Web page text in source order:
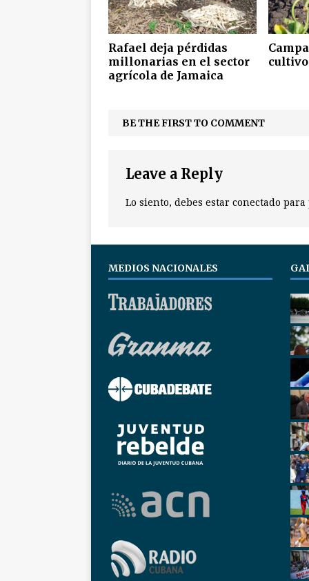
Rafael deja pérdidas
millonarias en el sector
agrícola de Jamaica
BE THE FIRST TO COMMENT
Leave a Reply
Lo siento, debes estar conectado para
MEDIOS NACIONALES